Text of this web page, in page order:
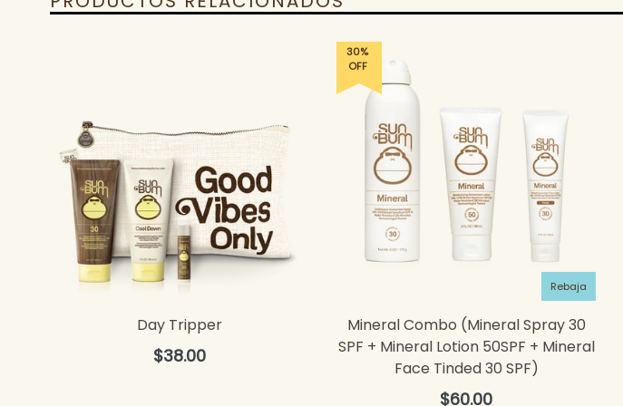
Day Tripper
Precio
$38.00
30%
OFF
Rebaja
Mineral Combo (Mineral Spray 30
SPF + Mineral Lotion 50SPF + Mineral
Face Tinded 30 SPF)
Precio
$60.00